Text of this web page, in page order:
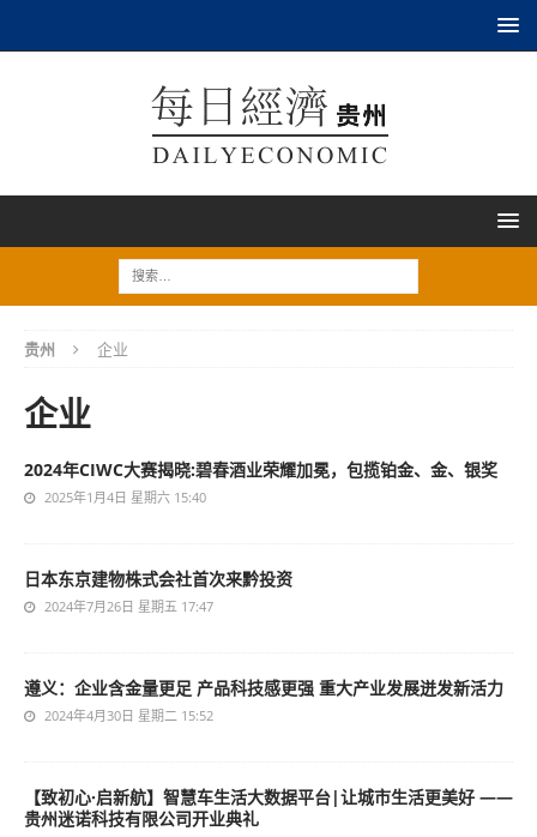
贵州 企业
企业
2024年CIWC大赛揭晓:碧春酒业荣耀加冕，包揽铂金、金、银奖
2025年1月4日 星期六 15:40
日本东京建物株式会社首次来黔投资
2024年7月26日 星期五 17:47
遵义：企业含金量更足 产品科技感更强 重大产业发展迸发新活力
2024年4月30日 星期二 15:52
【致初心·启新航】智慧车生活大数据平台|让城市生活更美好 ——
贵州迷诺科技有限公司开业典礼